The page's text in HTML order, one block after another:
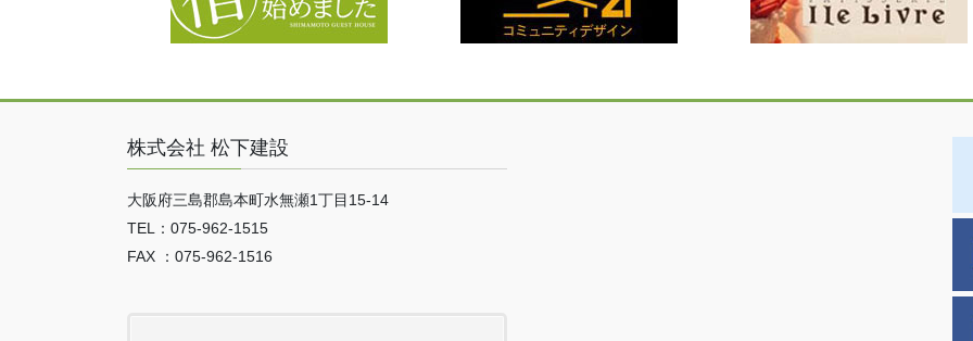
株式会社 松下建設
大阪府三島郡島本町水無瀬1丁目15-14
TEL：075-962-1515
FAX ：075-962-1516